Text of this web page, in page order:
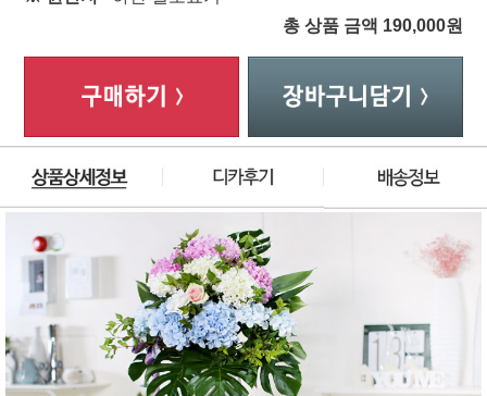
총 상품 금액 190,000원